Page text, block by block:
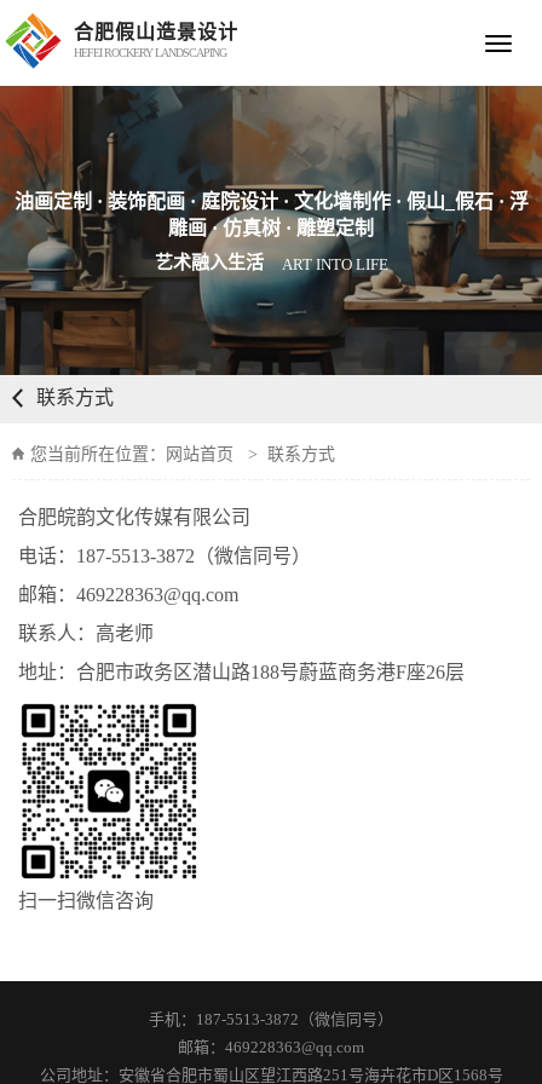
合肥假山造景设计
HEFEI ROCKERY LANDSCAPING
Toggle
油画定制 · 装饰配画 · 庭院设计 · 文化墙制作 · 假山_假石 · 浮
雕画 · 仿真树 · 雕塑定制
艺术融入生活 ART INTO LIFE
联系方式
您当前所在位置： 网站首页 > 联系方式
合肥皖韵文化传媒有限公司
电话：187-5513-3872（微信同号）
邮箱：469228363@qq.com
联系人：高老师
地址：合肥市政务区潜山路188号蔚蓝商务港F座26层
扫一扫微信咨询
手机： 187-5513-3872（微信同号）
邮箱： 469228363@qq.com
公司地址：安徽省合肥市蜀山区望江西路251号海卉花市D区1568号